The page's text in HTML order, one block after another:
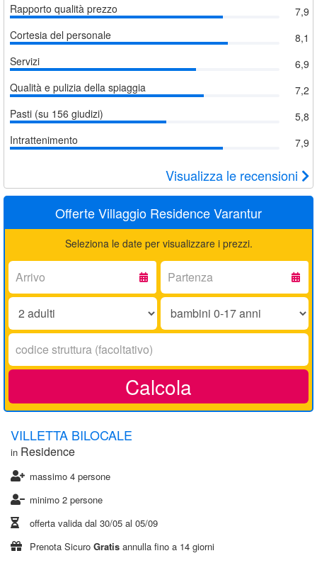
Rapporto qualità prezzo
7,9
Cortesia del personale
8,1
Servizi
6,9
Qualità e pulizia della spiaggia
7,2
Pasti (su 156 giudizi)
5,8
Intrattenimento
7,9
Visualizza le recensioni
Offerte Villaggio Residence Varantur
Seleziona le date per visualizzare i prezzi.
Arrivo:
Partenza:
Adulti:
Bambini
17
Codice
struttura:
Calcola
VILLETTA BILOCALE
in Residence
massimo 4 persone
minimo 2 persone
offerta valida dal 30/05 al 05/09
Prenota Sicuro Gratis annulla fino a 14 giorni